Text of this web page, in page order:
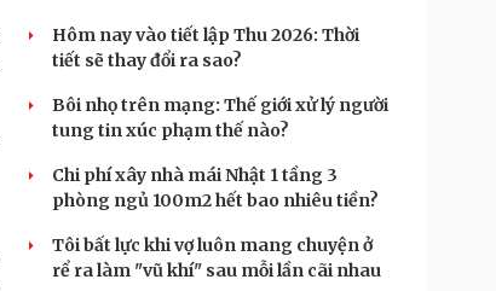
Hôm nay vào tiết lập Thu 2026: Thời
tiết sẽ thay đổi ra sao?
Bôi nhọ trên mạng: Thế giới xử lý người
tung tin xúc phạm thế nào?
Chi phí xây nhà mái Nhật 1 tầng 3
phòng ngủ 100m2 hết bao nhiêu tiền?
Tôi bất lực khi vợ luôn mang chuyện ở
rể ra làm "vũ khí" sau mỗi lần cãi nhau